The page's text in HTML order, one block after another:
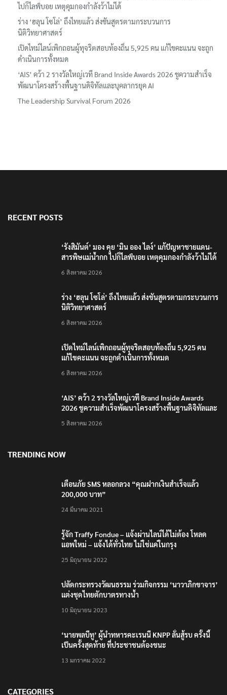
ไปก็ไลฟ์บอย เหตุคุมกองกำลังว้าไม่ได้
ร่าง ‘ฮลุน โซโล่’ ถึงไทยแล้ว ส่งชันสูตรตามกระบวนการ
นิติวิทยาศาสตร์
เปิดไทม์ไลน์เพิกถอนผู้ทุจริตสอบท้องถิ่น 5,925 คน แก้ไขคะแนน จะถูก
ดำเนินการทั้งหมด
‘AIS’ คว้า 2 รางวัลใหญ่เวที Brand Inside Awards 2026 ชูความสำเร็จ
พัฒนาโครงสร้างพื้นฐานดิจิทัลและบุคลากรยุค AI
The Leadership Survival Forum 2026
RECENT POSTS
‘รังสิมันต์’ มอง คุย ‘มิน ออง ไลง์’ แก้ปัญหาชายแดน-
สารพิษแม่น้ำกก ไปก็ไลฟ์บอย เหตุคุมกองกำลังว้าไม่ได้
6 สิงหาคม 2026
ร่าง ‘ฮลุน โซโล่’ ถึงไทยแล้ว ส่งชันสูตรตามกระบวนการ
นิติวิทยาศาสตร์
6 สิงหาคม 2026
เปิดไทม์ไลน์เพิกถอนผู้ทุจริตสอบท้องถิ่น 5,925 คน
แก้ไขคะแนน จะถูกดำเนินการทั้งหมด
6 สิงหาคม 2026
‘AIS’ คว้า 2 รางวัลใหญ่เวที Brand Inside Awards
2026 ชูความสำเร็จพัฒนาโครงสร้างพื้นฐานดิจิทัลและ
5 สิงหาคม 2026
TRENDING NOW
เตือนภัย SMS หลอกลวง “คุณฝากเงินสำเร็จแล้ว
200,000 บาท”
24 มีนาคม 2021
รู้จัก Traffy Fondue – แจ้งผ่านไลน์ได้ไม่ต้อง โหลด
แอพใหม่ – แจ้งได้ทั่วไทย ไม่ใช่แค่ในกรุง
25 มิถุนายน 2022
ปลัดกระทรวงวัฒนธรรม ร่วมกิจกรรม ‘นาวาภิกขาจาร’
แต่งชุดไทยตักบาตรทางน้ำ
10 มิถุนายน 2023
‘นายพลบีทู’ ผู้นำทหารคะเรนนี KNPP ลั่นสู้รบ ครั้งนี้
เป็นครั้งสุดท้าย ที่ประชาชนต้องชนะ
13 มกราคม 2022
CATEGORIES